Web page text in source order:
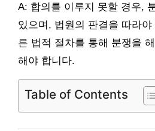
A: 합의를 이루지 못할 경우,
있으며, 법원의 판결을 따라
른 법적 절차를 통해 분쟁을
해야 합니다.
Table of Contents